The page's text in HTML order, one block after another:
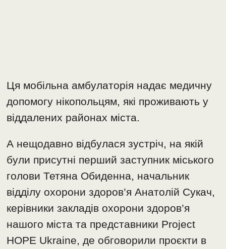
Ця мобільна амбулаторія надає медичну
допомогу нікопольцям, які проживають у
віддалених районах міста.
А нещодавно відбулася зустріч, на якій
були присутні перший заступник міського
голови Тетяна Обиденна, начальник
відділу охорони здоров’я Анатолій Сукач,
керівники закладів охорони здоров’я
нашого міста та представники Project
HOPE Ukraine, де обговорили проєкти в